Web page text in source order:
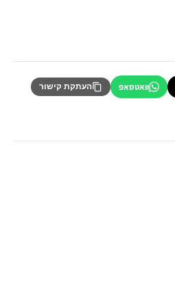
וואטסאפ העתקת קישור